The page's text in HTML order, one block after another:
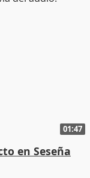
01:47
en Seseña